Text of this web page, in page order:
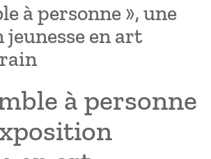
à personne », une
en art
à personne